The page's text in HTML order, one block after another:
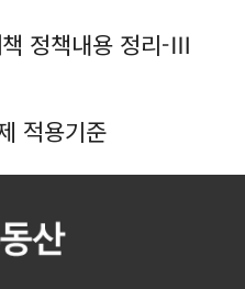
정책내용 정리-Ⅲ
적용기준